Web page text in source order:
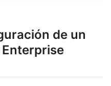
de un